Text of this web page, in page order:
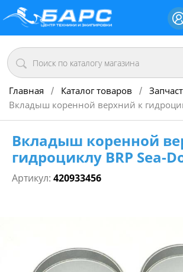
Главная / Каталог товаров /
Вкладыш коренной верхний к
Вкладыш коренной
гидроциклу BRP Sea-
Артикул: 420933456